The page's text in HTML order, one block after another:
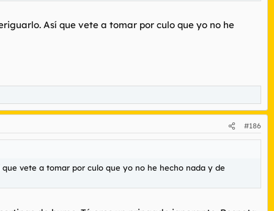
Así que vete a tomar por culo que yo no he
#186
vete a tomar por culo que yo no he hecho nada y de